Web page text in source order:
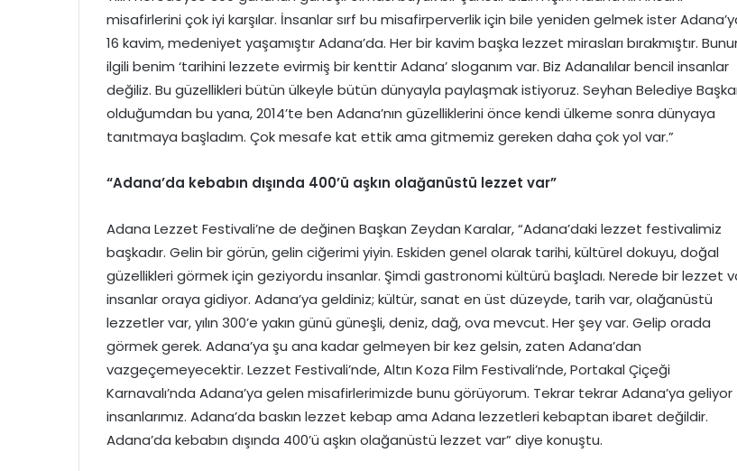
misafirlerini çok iyi karşılar. İnsanlar sırf bu misafirperverlik için bile yeniden gelmek ister
16 kavim, medeniyet yaşamıştır Adana’da. Her bir kavim başka lezzet mirasları bırakmıştır.
ilgili benim ‘tarihini lezzete evirmiş bir kenttir Adana’ sloganım var. Biz Adanalılar bencil insanlar
değiliz. Bu güzellikleri bütün ülkeyle bütün dünyayla paylaşmak istiyoruz. Seyhan Belediye
olduğumdan bu yana, 2014’te ben Adana’nın güzelliklerini önce kendi ülkeme sonra dünyaya
tanıtmaya başladım. Çok mesafe kat ettik ama gitmemiz gereken daha çok yol var.”
“Adana’da kebabın dışında 400’ü aşkın olağanüstü lezzet var”
Adana Lezzet Festivali’ne de değinen Başkan Zeydan Karalar, “Adana’daki lezzet festivalimiz
başkadır. Gelin bir görün, gelin ciğerimi yiyin. Eskiden genel olarak tarihi, kültürel dokuyu, doğal
güzellikleri görmek için geziyordu insanlar. Şimdi gastronomi kültürü başladı. Nerede bir lezzet
insanlar oraya gidiyor. Adana’ya geldiniz; kültür, sanat en üst düzeyde, tarih var, olağanüstü
lezzetler var, yılın 300’e yakın günü güneşli, deniz, dağ, ova mevcut. Her şey var. Gelip orada
görmek gerek. Adana’ya şu ana kadar gelmeyen bir kez gelsin, zaten Adana’dan
vazgeçemeyecektir. Lezzet Festivali’nde, Altın Koza Film Festivali’nde, Portakal Çiçeği
Karnavalı’nda Adana’ya gelen misafirlerimizde bunu görüyorum. Tekrar tekrar Adana’ya geliyor
insanlarımız. Adana’da baskın lezzet kebap ama Adana lezzetleri kebaptan ibaret değildir.
Adana’da kebabın dışında 400’ü aşkın olağanüstü lezzet var” diye konuştu.